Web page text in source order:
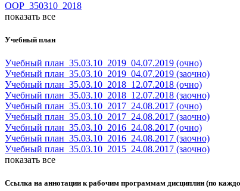
OOP_350310_2018
показать все
Учебный план
Учебный план_35.03.10_2019_04.07.2019 (очно)
Учебный план_35.03.10_2019_04.07.2019 (заочно)
Учебный план_35.03.10_2018_12.07.2018 (очно)
Учебный план_35.03.10_2018_12.07.2018 (заочно)
Учебный план_35.03.10_2017_24.08.2017 (очно)
Учебный план_35.03.10_2017_24.08.2017 (заочно)
Учебный план_35.03.10_2016_24.08.2017 (очно)
Учебный план_35.03.10_2016_24.08.2017 (заочно)
Учебный план_35.03.10_2015_24.08.2017 (заочно)
показать все
Ссылка на аннотации к рабочим программам дисциплин (по